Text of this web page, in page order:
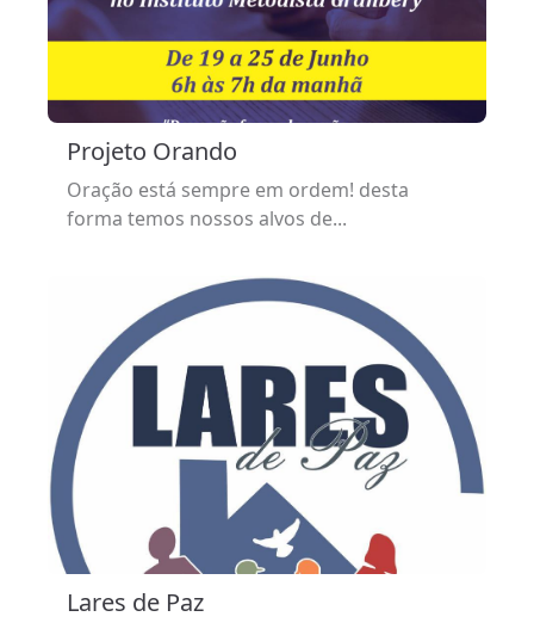
Projeto Orando
Oração está sempre em ordem! desta
forma temos nossos alvos de...
Lares de Paz